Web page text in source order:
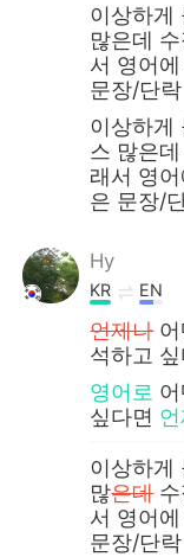
Português
이상하게
많은데
서 영어
문장/단
이상하게
스 많은
래서 영
은 문장/
Hy
KR EN
언제나어
석하고
영어로
싶다면
이상하게
많은데수
서 영어
문장/단